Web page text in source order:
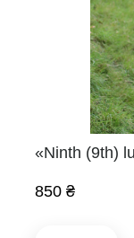
«Ninth (9th)
850 ₴